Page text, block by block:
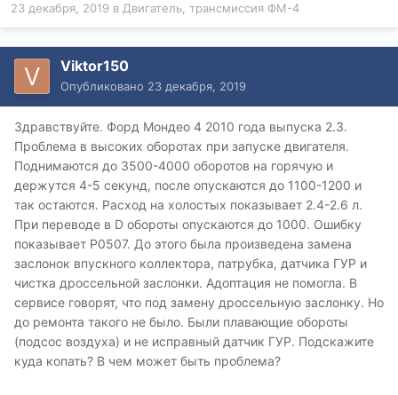
23 декабря, 2019 в Двигатель, трансмиссия ФМ-4
Viktor150
Опубликовано 23 декабря, 2019
Здравствуйте. Форд Мондео 4 2010 года выпуска 2.3.
Проблема в высоких оборотах при запуске двигателя.
Поднимаются до 3500-4000 оборотов на горячую и
держутся 4-5 секунд, после опускаются до 1100-1200 и
так остаются. Расход на холостых показывает 2.4-2.6 л.
При переводе в D обороты опускаются до 1000. Ошибку
показывает Р0507. До этого была произведена замена
заслонок впускного коллектора, патрубка, датчика ГУР и
чистка дроссельной заслонки. Адоптация не помогла. В
сервисе говорят, что под замену дроссельную заслонку. Но
до ремонта такого не было. Были плавающие обороты
(подсос воздуха) и не исправный датчик ГУР. Подскажите
куда копать? В чем может быть проблема?